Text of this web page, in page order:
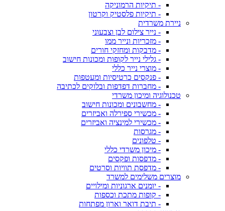
- תיקיות הרמוניקה
- תיקיות פלסטיק וקרטון
ניירת משרדית
- נייר צילום לבן וצבעוני
- מזכריות ונייר ממו
- מדבקות ומחזקי חורים
- גלילי נייר לקופות ומכונות חישוב
- מוצרי נייר כללי
- פנקסים כרטיסיות ומעטפות
- מחברות דפדפות ובלוקים לכתיבה
טכנולוגיה ומיכון משרדי
- מחשבונים ומכונות חישוב
- מכשירי ספירלה ואביזרים
- מכשירי למינציה ואביזרים
- מגרסות
- טלפונים
- מיכון משרדי כללי
- מדפסות ופקסים
- מדפסת תוויות וסרטים
מוצרים משלימים למשרד
- יומנים ארגוניות ומילויים
- קופות מתכת וכספות
- תיבת דואר וארון מפתחות